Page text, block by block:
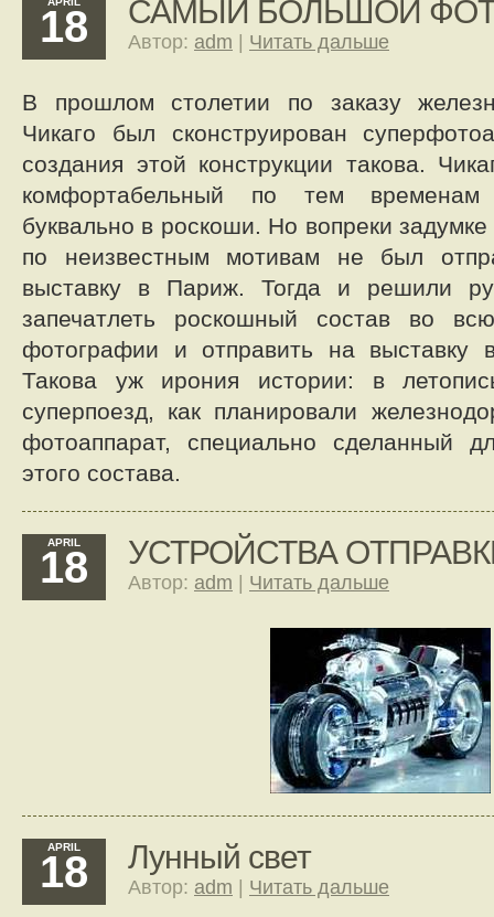
18 САМЫЙ БОЛЬШОЙ
Автор: adm Читать дальше
В прошлом столетии по заказу
Чикаго был сконструирован
создания этой конструкции такова.
комфортабельный по тем временам
буквально в роскоши. Но вопреки
по неизвестным мотивам не был
выставку в Париж. Тогда и решили
запечатлеть роскошный состав во
фотографии и отправить на выставку
Такова уж ирония истории: в
суперпоезд, как планировали
фотоаппарат, специально сделанный
этого состава.
APRIL
18 УСТРОЙСТВА
Автор: adm Читать дальше
APRIL
18 Лунный свет
Автор: adm Читать дальше